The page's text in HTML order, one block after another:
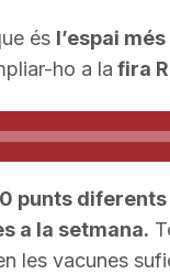
és l’espai
ho a la fira
punts
a la setmana.
les vacunes